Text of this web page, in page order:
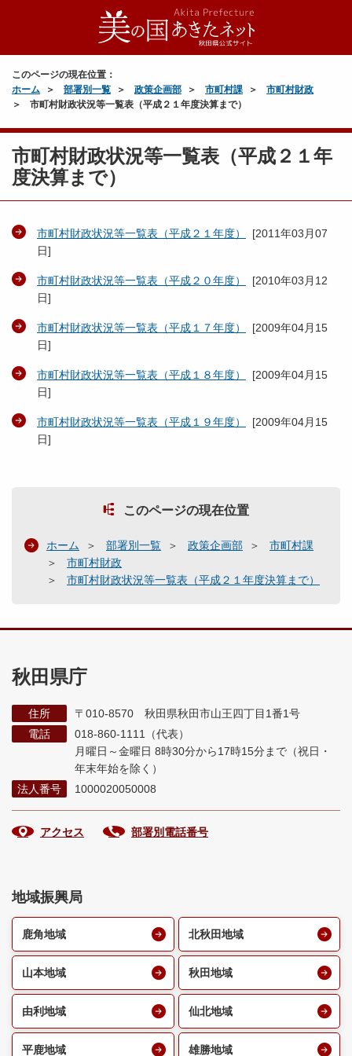
このページの現在位置：
ホーム
部署別一覧 政策企画部 市町村課
市町村財政
市町村財政状況等一覧表（平成２１年度決算まで）
市町村財政状況等一覧表（平成２１年
度決算まで）
市町村財政状況等一覧表（平成２１年度） [2011年03月07
日]
市町村財政状況等一覧表（平成２０年度） [2010年03月12
日]
市町村財政状況等一覧表（平成１７年度） [2009年04月15
日]
市町村財政状況等一覧表（平成１８年度） [2009年04月15
日]
市町村財政状況等一覧表（平成１９年度） [2009年04月15
日]
このページの現在位置
ホーム 部署別一覧 政策企画部
市町村課
市町村財政
市町村財政状況等一覧表（平成２１年度決算まで）
秋田県庁
住所
〒010-8570 秋田県秋田市山王四丁目1番1号
電話
018-860-1111（代表）
月曜日～金曜日 8時30分から17時15分まで （祝日・
年末年始を除く）
法人番号
1000020050008
アクセス 部署別電話番号
地域振興局
鹿角地域 北秋田地域
山本地域 秋田地域
由利地域 仙北地域
平鹿地域 雄勝地域